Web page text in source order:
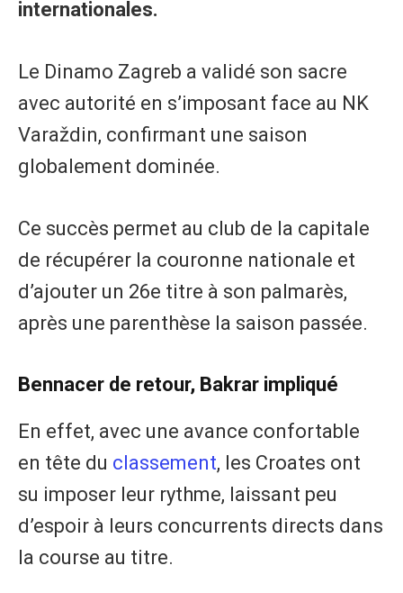
internationales.
Le Dinamo Zagreb a validé son sacre
avec autorité en s’imposant face au NK
Varaždin, confirmant une saison
globalement dominée.
Ce succès permet au club de la capitale
de récupérer la couronne nationale et
d’ajouter un 26e titre à son palmarès,
après une parenthèse la saison passée.
Bennacer de retour, Bakrar impliqué
En effet, avec une avance confortable
en tête du classement, les Croates ont
su imposer leur rythme, laissant peu
d’espoir à leurs concurrents directs dans
la course au titre.